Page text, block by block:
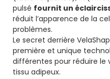
pulsé fournit un
réduit l’apparence de la
problèmes.
Le secret derrière
première et unique
différentes pour réduire le
tissu adipeux.